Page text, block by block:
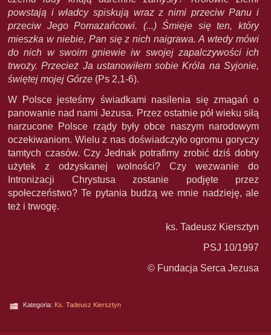
powstają i władcy spiskują wraz z nimi przeciw Panu i
przeciw Jego Pomazańcowi. (...) Śmieje się ten, który
mieszka w niebie, Pan się z nich naigrawa. A wtedy mówi
do nich w swoim gniewie iw swojej zapalczywości ich
trwoży. Przecież Ja ustanowiłem sobie Króla na Syjonie,
świętej mojej Górze (Ps 2,1-6).
W Polsce jesteśmy świadkami nasilenia się zmagań o
panowanie nad nami Jezusa. Przez ostatnie pół wieku siłą
narzucone Polsce rządy były obce naszym narodowym
oczekiwaniom. Wielu z nas doświadczyło ogromu goryczy
tamtych czasów. Czy Jednak potrafimy zrobić dziś dobry
użytek z odzyskanej wolności? Czy wezwanie do
Intronizacji Chrystusa zostanie podjęte przez
społeczeństwo? Te pytania budzą we mnie nadzieję, ale
też i trwogę.
ks. Tadeusz Kiersztyn
PSJ 10/1997
© Fundacja Serca Jezusa
Kategoria: Ks. Tadeusz Kiersztyn